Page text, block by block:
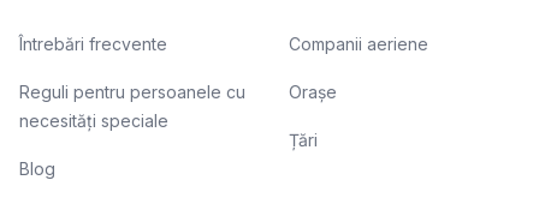
Întrebări frecvente
Reguli pentru persoanele cu
necesități speciale
Blog
Companii aeriene
Orașe
Țări